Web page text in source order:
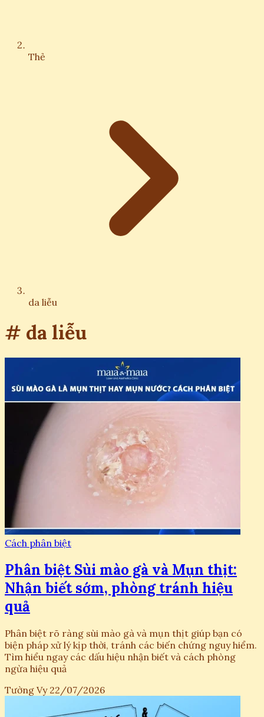
Thẻ
da liễu
# da liễu
Cách phân biệt
Phân biệt Sùi mào gà và Mụn thịt:
Nhận biết sớm, phòng tránh hiệu
quả
Phân biệt rõ ràng sùi mào gà và mụn thịt giúp bạn có
biện pháp xử lý kịp thời, tránh các biến chứng nguy hiểm.
Tìm hiểu ngay các dấu hiệu nhận biết và cách phòng
ngừa hiệu quả
Tường Vy 22/07/2026